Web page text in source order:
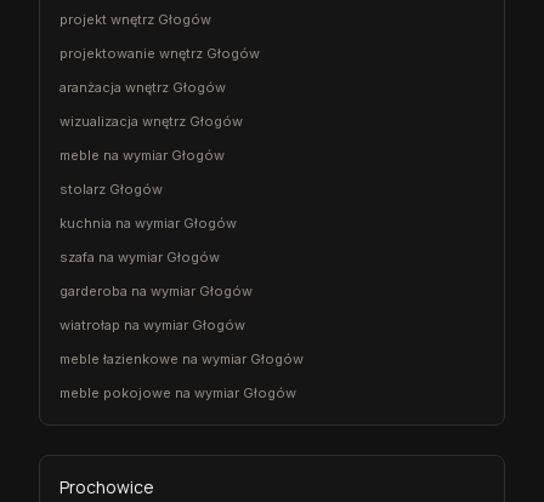
projekt wnętrz Głogów
projektowanie wnętrz Głogów
aranżacja wnętrz Głogów
wizualizacja wnętrz Głogów
meble na wymiar Głogów
stolarz Głogów
kuchnia na wymiar Głogów
szafa na wymiar Głogów
garderoba na wymiar Głogów
wiatrołap na wymiar Głogów
meble łazienkowe na wymiar Głogów
meble pokojowe na wymiar Głogów
Prochowice